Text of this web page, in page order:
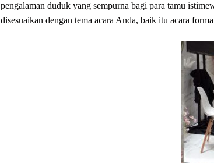
pengalaman duduk yang sempurna bagi para tamu
disesuaikan dengan tema acara Anda, baik itu acara